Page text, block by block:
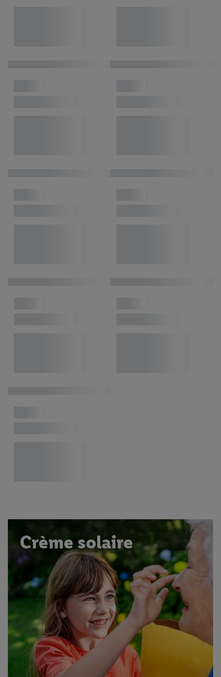
Crème solaire